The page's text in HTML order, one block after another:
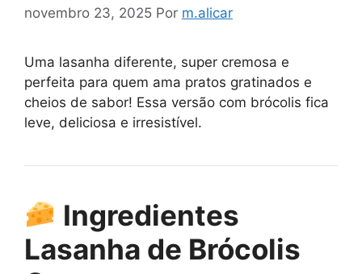
novembro 23, 2025 Por m.alicar
Uma lasanha diferente, super cremosa e
perfeita para quem ama pratos gratinados e
cheios de sabor! Essa versão com brócolis fica
leve, deliciosa e irresistível.
Ingredientes
Lasanha de Brócolis